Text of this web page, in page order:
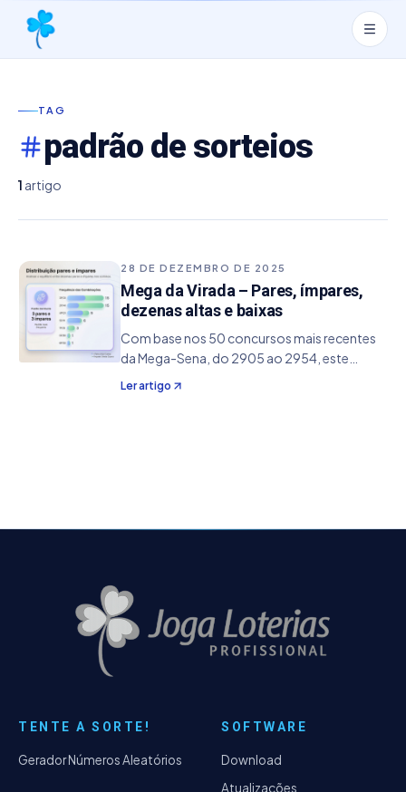
TAG
padrão de sorteios
1 artigo
28 DE DEZEMBRO DE 2025
Mega da Virada – Pares, ímpares,
dezenas altas e baixas
Com base nos 50 concursos mais recentes
da Mega-Sena, do 2905 ao 2954, este
artigo analisa a estrutura dos sorteios,
observando a distribuição entre números
Ler artigo
TENTE A SORTE!
Gerador Números Aleatórios
SOFTWARE
Download
Atualizações